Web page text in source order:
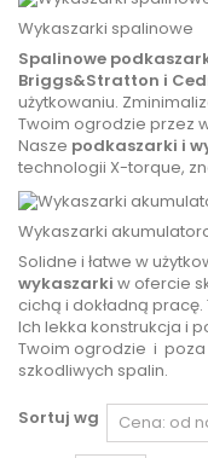
Wykaszarki spalinowe
Spalinowe
Briggs&Stratton i
użytkowaniu.
Twoim ogrodzie przez
Nasze podkaszarki i
technologii X-torque,
Wykaszarki
Solidne i łatwe w
wykaszarki w ofercie
cichą i dokładną
Ich lekka konstrukcja i
Twoim ogrodzie i poza
szkodliwych spalin.
Sortuj wg